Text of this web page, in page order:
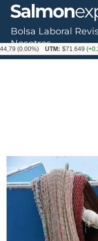
Bolsa Laboral
Nosotros
UTM: $71.649(+0.20%)